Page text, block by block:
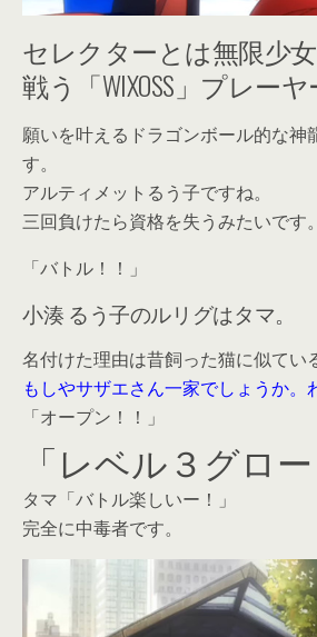
セレクターとは無限少
戦う「WIXOSS」プレーヤ
願いを叶えるドラゴンボール的な神
す。
アルティメットるう子ですね。
三回負けたら資格を失うみたいです
「バトル！！」
小湊 るう子のルリグはタマ。
名付けた理由は昔飼った猫に似てい
もしやサザエさん一家でしょうか。
「オープン！！」
「レベル３グロー
タマ「バトル楽しいー！」
完全に中毒者です。